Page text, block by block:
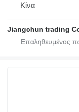
Κίνα
Jiangchun trading